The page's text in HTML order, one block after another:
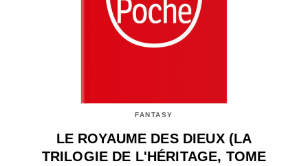
FANTASY
LE ROYAUME DES DIEUX (LA
TRILOGIE DE L'HÉRITAGE, TOME